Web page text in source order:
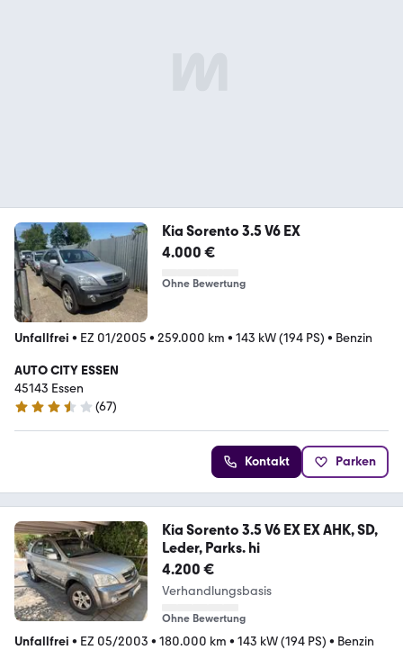
Kia Sorento 3.5 V6 EX
4.000 €
Ohne Bewertung
Unfallfrei • EZ 01/2005 • 259.000 km • 143 kW (194 PS) • Benzin
AUTO CITY ESSEN
45143 Essen
3.4 Sterne
(67)
Kontakt Parken
Kia Sorento 3.5 V6 EX EX AHK, SD,
Leder, Parks. hi
4.200 €
Verhandlungsbasis
Ohne Bewertung
Unfallfrei • EZ 05/2003 • 180.000 km • 143 kW (194 PS) • Benzin